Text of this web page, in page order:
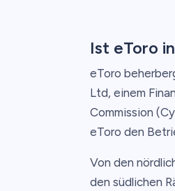
Ist eToro
eToro
Ltd, einem
Commission
eToro den
Von den
den südlichen